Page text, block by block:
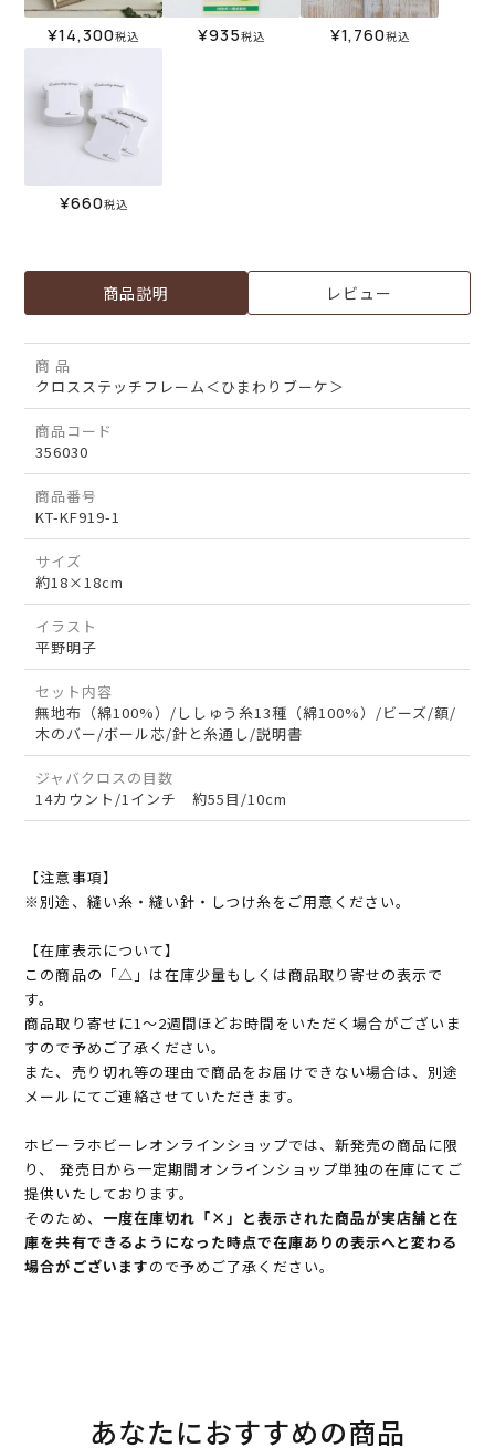
¥14,300税込 ¥935税込 ¥1,760税込
¥660税込
商品説明 レビュー
商 品
クロスステッチフレーム＜ひまわりブーケ＞
商品コード
356030
商品番号
KT-KF919-1
サイズ
約18×18cm
イラスト
平野明子
セット内容
無地布（綿100%）/ししゅう糸13種（綿100%）/ビーズ/額/
木のバー/ボール芯/針と糸通し/説明書
ジャバクロスの目数
14カウント/1インチ 約55目/10cm
【注意事項】
※別途、縫い糸・縫い針・しつけ糸をご用意ください。
【在庫表示について】
この商品の「△」は在庫少量もしくは商品取り寄せの表示で
す。
商品取り寄せに1～2週間ほどお時間をいただく場合がございま
すので予めご了承ください。
また、売り切れ等の理由で商品をお届けできない場合は、別途
メールにてご連絡させていただきます。
ホビーラホビーレオンラインショップでは、新発売の商品に限
り、 発売日から一定期間オンラインショップ単独の在庫にてご
提供いたしております。
そのため、 一度在庫切れ「×」と表示された商品が実店舗と在
庫を共有できるようになった時点で在庫ありの表示へと変わる
場合がございますので予めご了承ください。
あなたにおすすめの商品